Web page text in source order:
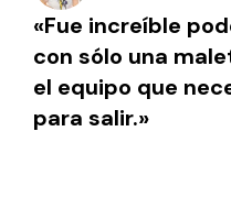
«Fue increíble
con sólo una
el equipo que
para salir.»